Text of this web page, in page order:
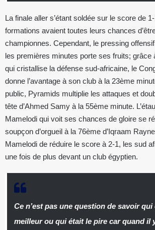
La finale aller s’étant soldée sur le score de
formations avaient toutes leurs chances
championnes. Cependant, le pressing
les premières minutes porte ses fruits; grâce
qui cristallise la défense sud-africaine, le
donne l’avantage à son club à la 23ème
public, Pyramids multiplie les attaques et
tête d’Ahmed Samy à la 55ème minute.
Mamelodi qui voit ses chances de gloire se
soupçon d’orgueil à la 76ème d’Iqraam
Mamelodi de réduire le score à 2-1, les sud
une fois de plus devant un club égyptien.
Ce n’est pas une question de savoir qui
meilleur ou qui était le pire car quand il